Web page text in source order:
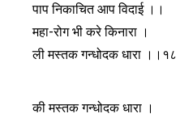
पाप निकाचित आप विदाई ।।
महा-रोग भी करे किनारा ।
ली मस्तक गन्धोदक धारा
की मस्तक गन्धोदक धारा ।